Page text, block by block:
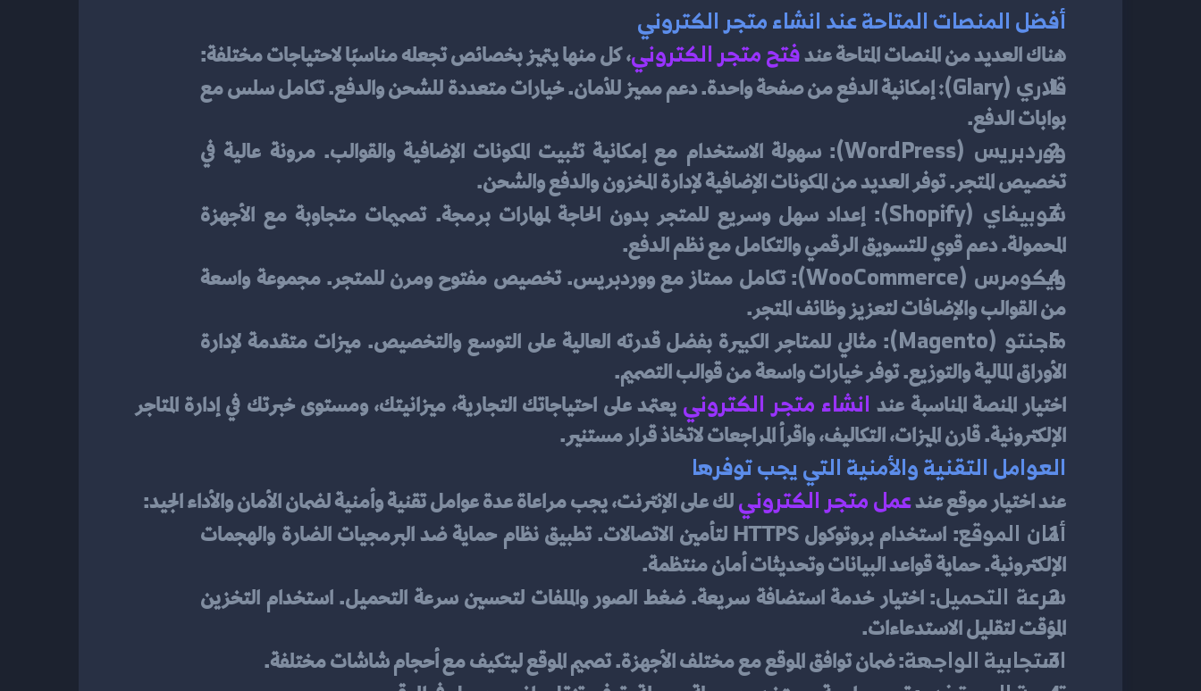
أفضل المنصات المتاحة عند انشاء متجر الكتروني
هناك العديد من المنصات المتاحة عند فتح متجر الكتروني، كل منها يتميز بخصائص تجعله مناسبًا لاحتياجات مختلفة:
قلاري (Glary): إمكانية الدفع من صفحة واحدة. دعم مميز للأمان. خيارات متعددة للشحن والدفع. تكامل سلس مع
بوابات الدفع.
ووردبريس (WordPress)
تخصيص المتجر. توفر العديد من المكونات الإضافية لإدارة المخزون والدفع والشحن.
شوبيفاي (Shopify)
المحمولة. دعم قوي للتسويق الرقمي والتكامل مع نظم الدفع.
ويكومرس (WooCommerce)
من القوالب والإضافات لتعزيز وظائف المتجر.
ماجنتو (Magento)
الأوراق المالية والتوزيع. توفر خيارات واسعة من قوالب التصميم.
اختيار المنصة المناسبة عند انشاء متجر الكتروني يعتمد على احتياجاتك التجارية، ميزانيتك، ومستوى خبرتك في إدارة المتاجر
الإلكترونية. قارن الميزات، التكاليف، واقرأ المراجعات لاتخاذ قرار مستنير.
العوامل التقنية والأمنية التي يجب توفرها
عند اختيار موقع عند عمل متجر الكترونيلك على الإنترنت، يجب مراعاة عدة عوامل تقنية وأمنية لضمان الأمان والأداء الجيد:
أمان الموقع
الإلكترونية. حماية قواعد البيانات وتحديثات أمان منتظمة.
سرعة التحميل
المؤقت لتقليل الاستدعاءات.
استجابية الواجهة: ضمان توافق الموقع مع مختلف الأجهزة. تصميم الموقع ليتكيف مع أحجام شاشات مختلفة.